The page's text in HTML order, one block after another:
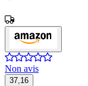
Non avis
37,16